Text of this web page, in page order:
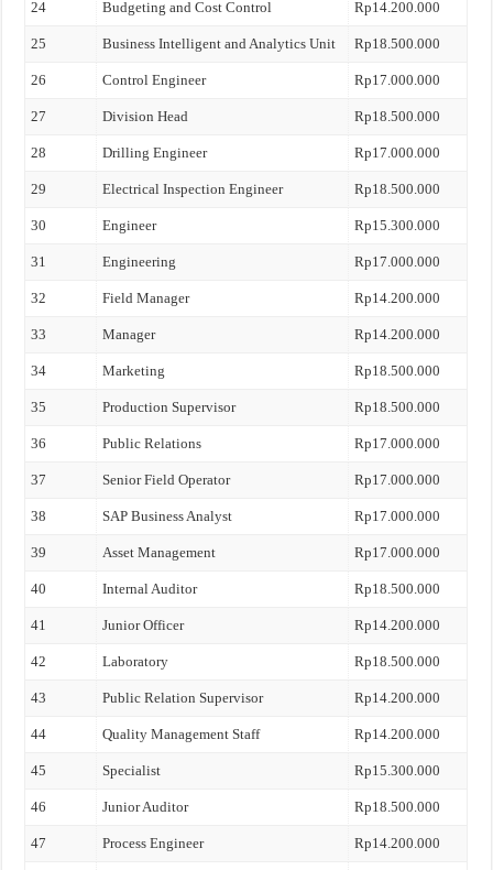
24 Budgeting and Cost Control Rp14.200.000
25 Business Intelligent and Analytics Unit Rp18.500.000
26 Control Engineer Rp17.000.000
27 Division Head Rp18.500.000
28 Drilling Engineer Rp17.000.000
29 Electrical Inspection Engineer Rp18.500.000
30 Engineer Rp15.300.000
31 Engineering Rp17.000.000
32 Field Manager Rp14.200.000
33 Manager Rp14.200.000
34 Marketing Rp18.500.000
35 Production Supervisor Rp18.500.000
36 Public Relations Rp17.000.000
37 Senior Field Operator Rp17.000.000
38 SAP Business Analyst Rp17.000.000
39 Asset Management Rp17.000.000
40 Internal Auditor Rp18.500.000
41 Junior Officer Rp14.200.000
42 Laboratory Rp18.500.000
43 Public Relation Supervisor Rp14.200.000
44 Quality Management Staff Rp14.200.000
45 Specialist Rp15.300.000
46 Junior Auditor Rp18.500.000
47 Process Engineer Rp14.200.000